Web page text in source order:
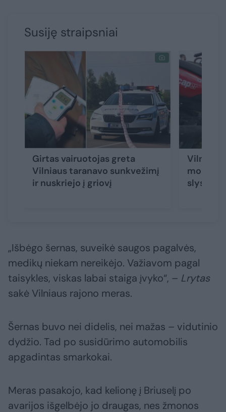
Susiję straipsniai
Girtas vairuotojas greta
Vilniaus taranavo sunkvežimį
ir nuskriejo į griovį
Vilniuje
„Išbėgo šernas, suveikė saugos pagalvės,
medikų niekam nereikėjo. Važiavom pagal
taisykles, viskas labai staiga įvyko“, – Lrytas
sakė Vilniaus rajono meras.
Šernas buvo nei didelis, nei mažas – vidutinio
dydžio. Tad po susidūrimo automobilis
apgadintas smarkokai.
Meras pasakojo, kad kelionę į Briuselį po
avarijos išgelbėjo jo draugas, nes žmonos